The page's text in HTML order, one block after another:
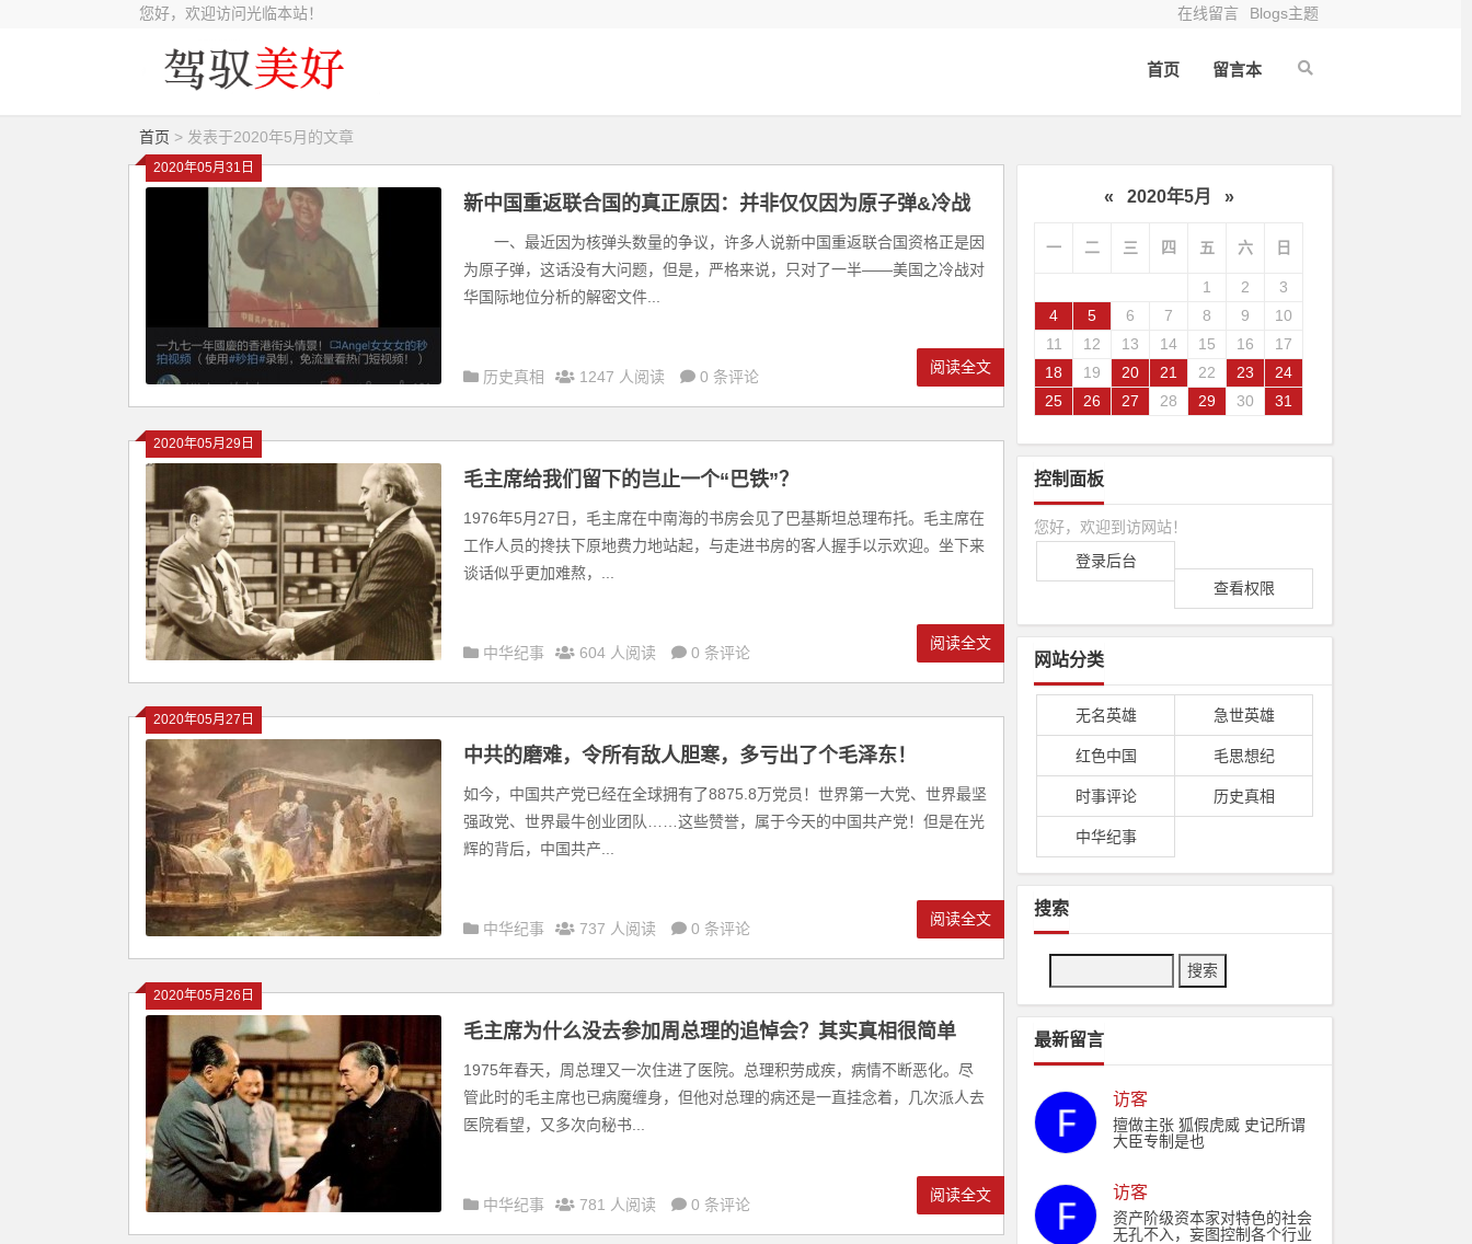
您好，欢迎访问光临本站！ 在线留言 Blogs主题
首页 留言本
首页 > 发表于2020年5月的文章
2020年05月31日
新中国重返联合国的真正原因：并非仅仅因为原子弹&冷战
中的中美贸易破冰，因文革而缔造！
一、最近因为核弹头数量的争议，许多人说新中国重返联合国资格正是因
为原子弹，这话没有大问题，但是，严格来说，只对了一半——美国之冷战对
华国际地位分析的解密文件...
历史真相 1247 人阅读 0 条评论
阅读全文
2020年05月29日
毛主席给我们留下的岂止一个“巴铁”？
1976年5月27日，毛主席在中南海的书房会见了巴基斯坦总理布托。毛主席在
工作人员的搀扶下原地费力地站起，与走进书房的客人握手以示欢迎。坐下来
谈话似乎更加难熬，...
中华纪事 604 人阅读 0 条评论
阅读全文
2020年05月27日
中共的磨难，令所有敌人胆寒，多亏出了个毛泽东！
如今，中国共产党已经在全球拥有了8875.8万党员！世界第一大党、世界最坚
强政党、世界最牛创业团队……这些赞誉，属于今天的中国共产党！但是在光
辉的背后，中国共产...
中华纪事 737 人阅读 0 条评论
阅读全文
2020年05月26日
毛主席为什么没去参加周总理的追悼会？其实真相很简单
1975年春天，周总理又一次住进了医院。总理积劳成疾，病情不断恶化。尽
管此时的毛主席也已病魔缠身，但他对总理的病还是一直挂念着，几次派人去
医院看望，又多次向秘书...
中华纪事 781 人阅读 0 条评论
阅读全文
« 2020年5月 »
一 二 三 四 五 六 日
1 2
3
4
5 6 7 8 9
10
11
12 13 14 15 16
17
18
19 20 21 22 23
24
25
26 27 28 29 30 31
控制面板
您好，欢迎到访网站！
登录后台
查看权限
网站分类
无名英雄 急世英雄
红色中国 毛思想纪
时事评论 历史真相
中华纪事
搜索
最新留言
访客
擅做主张 狐假虎威 史记所谓
大臣专制是也
访客
资产阶级资本家对特色的社会
无孔不入，妄图控制各个行业